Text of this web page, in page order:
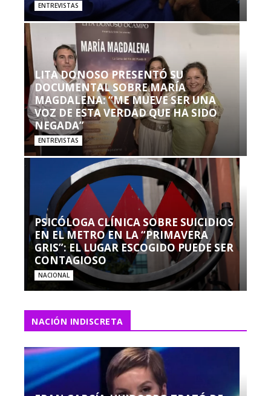
ENTREVISTAS
LITA DONOSO PRESENTÓ SU
DOCUMENTAL SOBRE MARÍA
MAGDALENA: “ME MUEVE SER UNA
VOZ DE ESTA VERDAD QUE HA SIDO
NEGADA”
ENTREVISTAS
PSICÓLOGA CLÍNICA SOBRE SUICIDIOS
EN EL METRO EN LA “PRIMAVERA
GRIS”: EL LUGAR ESCOGIDO PUEDE SER
CONTAGIOSO
NACIONAL
NACIÓN INDISCRETA